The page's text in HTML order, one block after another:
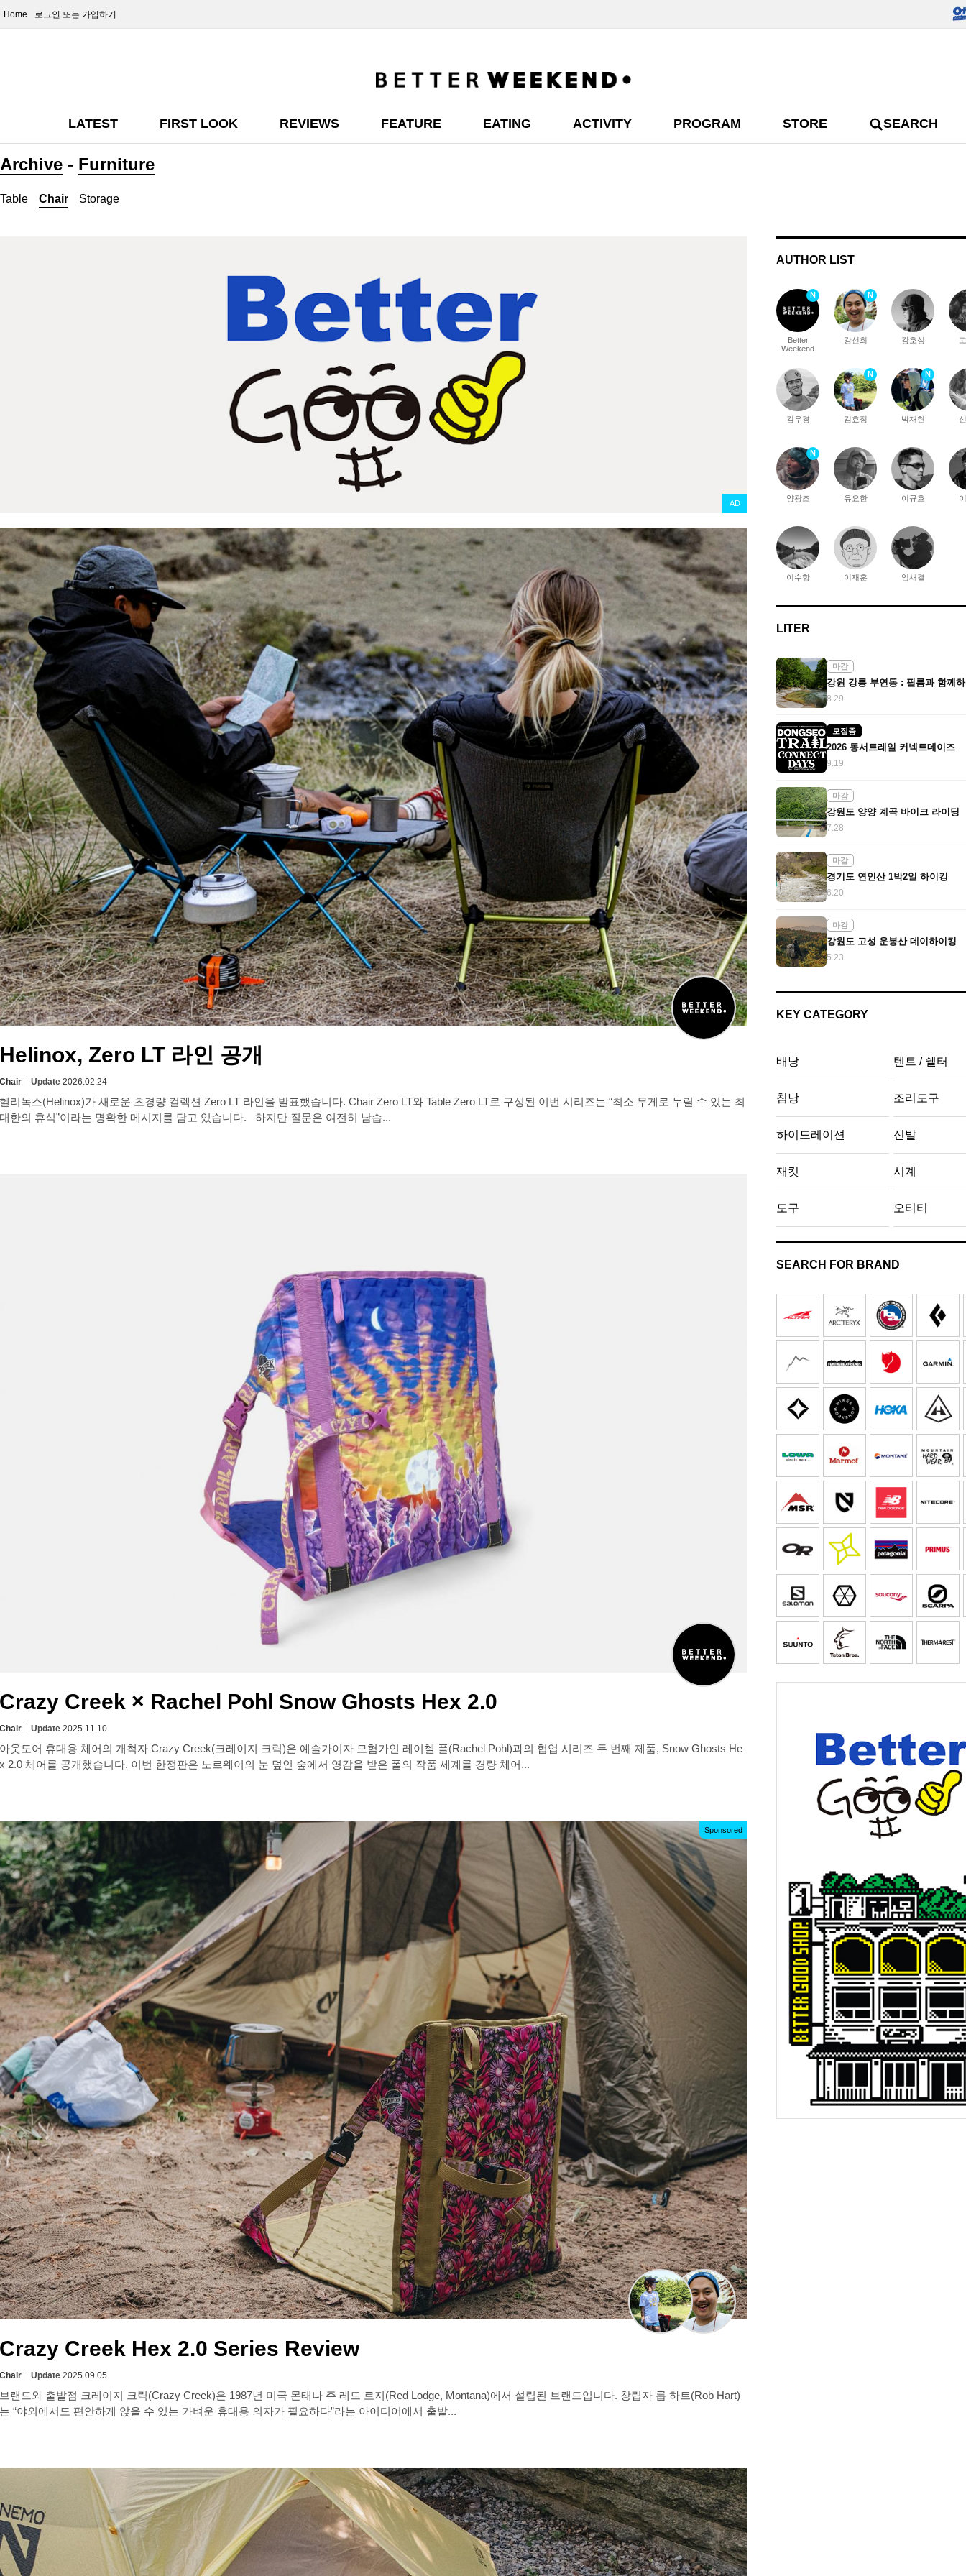
Home 로그인 또는 가입하기
LATEST FIRST LOOK REVIEWS FEATURE EATING ACTIVITY PROGRAM STORE SEARCH
Archive - Furniture
Table Chair Storage
AD
Helinox, Zero LT 라인 공개
Chair Update 2026.02.24
헬리녹스(Helinox)가 새로운 초경량 컬렉션 Zero LT 라인을 발표했습니다. Chair Zero LT와 Table Zero LT로 구성된 이번 시리즈는 “최소 무게로 누릴 수 있는 최
대한의 휴식”이라는 명확한 메시지를 담고 있습니다. 하지만 질문은 여전히 남습...
Crazy Creek × Rachel Pohl Snow Ghosts Hex 2.0
Chair Update 2025.11.10
아웃도어 휴대용 체어의 개척자 Crazy Creek(크레이지 크릭)은 예술가이자 모험가인 레이첼 폴(Rachel Pohl)과의 협업 시리즈 두 번째 제품, Snow Ghosts He
x 2.0 체어를 공개했습니다. 이번 한정판은 노르웨이의 눈 덮인 숲에서 영감을 받은 폴의 작품 세계를 경량 체어...
Sponsored
Crazy Creek Hex 2.0 Series Review
Chair Update 2025.09.05
브랜드와 출발점 크레이지 크릭(Crazy Creek)은 1987년 미국 몬태나 주 레드 로지(Red Lodge, Montana)에서 설립된 브랜드입니다. 창립자 롭 하트(Rob Hart)
는 “야외에서도 편안하게 앉을 수 있는 가벼운 휴대용 의자가 필요하다”라는 아이디어에서 출발...
AUTHOR LIST
N
Better
Weekend
N
강선희 강호성
김우경
N
김효정
N
박재현
N
양광조 유요한 이규호
이수항 이재훈 임새결
LITER
마감
8.29
모집중
2026 동서트레일 커넥트데이즈
9.19
마감
강원도 양양 계곡 바이크 라이딩
7.28
마감
경기도 연인산 1박2일 하이킹
6.20
마감
강원도 고성 운봉산 데이하이킹
5.23
KEY CATEGORY
배낭 텐트 / 쉘터
침낭 조리도구
하이드레이션 신발
재킷 시계
도구 오티티
SEARCH FOR BRAND